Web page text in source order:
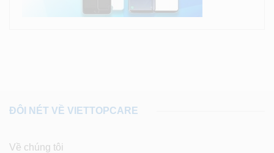
ĐÔI NÉT VỀ VIETTOPCARE
Về chúng tôi